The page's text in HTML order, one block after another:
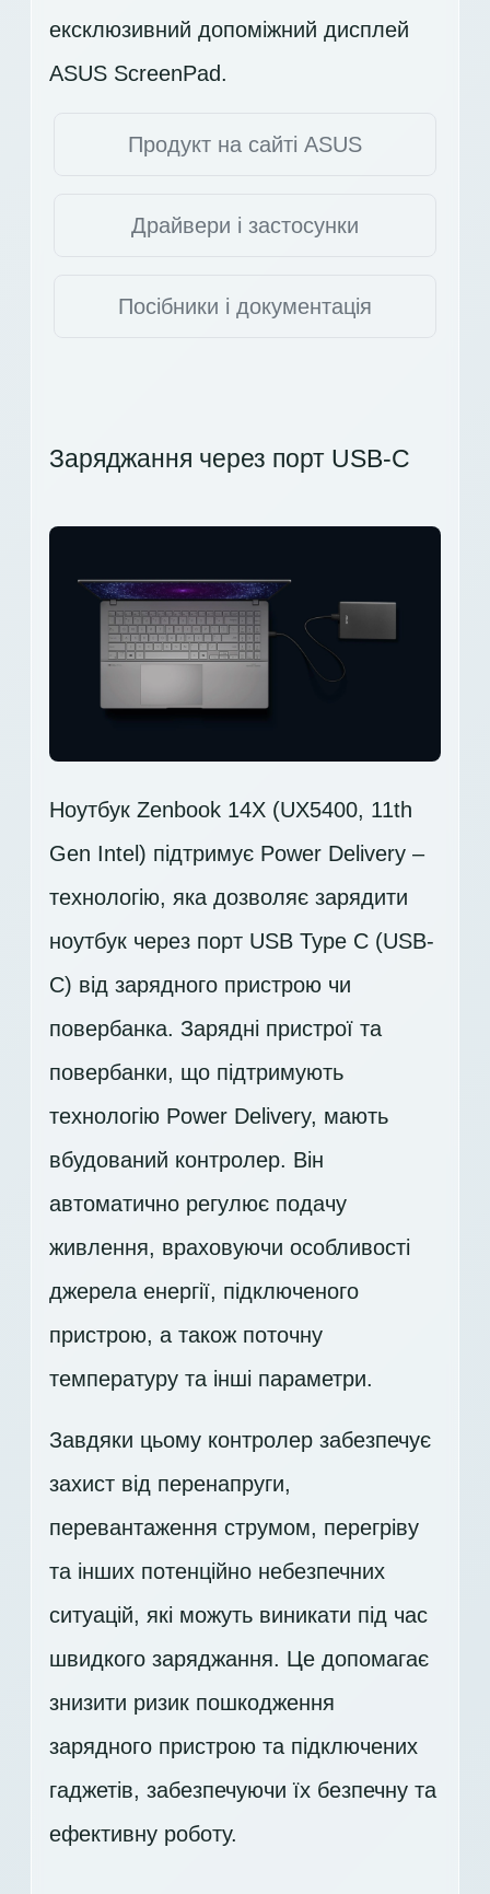
ексклюзивний допоміжний дисплей
ASUS ScreenPad.
Продукт на сайті ASUS
Драйвери і застосунки
Посібники і документація
Заряджання через порт USB-C
Ноутбук Zenbook 14X (UX5400, 11th
Gen Intel) підтримує Power Delivery –
технологію, яка дозволяє зарядити
ноутбук через порт USB Type C (USB-
C) від зарядного пристрою чи
повербанка. Зарядні пристрої та
повербанки, що підтримують
технологію Power Delivery, мають
вбудований контролер. Він
автоматично регулює подачу
живлення, враховуючи особливості
джерела енергії, підключеного
пристрою, а також поточну
температуру та інші параметри.
Завдяки цьому контролер забезпечує
захист від перенапруги,
перевантаження струмом, перегріву
та інших потенційно небезпечних
ситуацій, які можуть виникати під час
швидкого заряджання. Це допомагає
знизити ризик пошкодження
зарядного пристрою та підключених
гаджетів, забезпечуючи їх безпечну та
ефективну роботу.